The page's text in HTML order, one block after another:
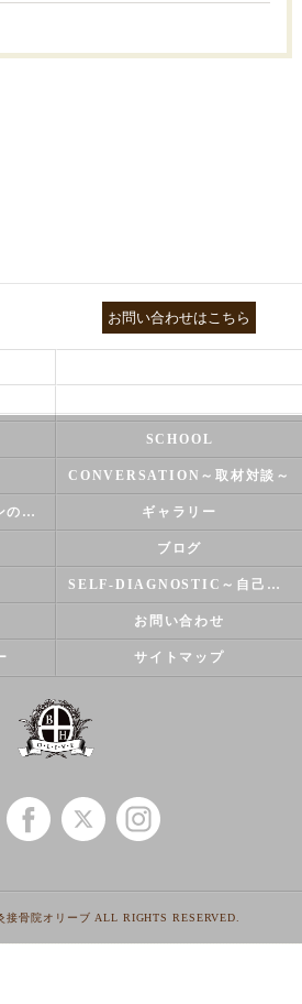
お問い合わせはこちら
SCHOOL
CONVERSATION～取材対談～
SETTLEMENT～クリセンのズバリ解決シリーズ～ ギャラリー
ブログ
SELF-DIAGNOSTIC～自己診断～
お問い合わせ
サイトマップ
接骨院オリーブ ALL RIGHTS RESERVED.